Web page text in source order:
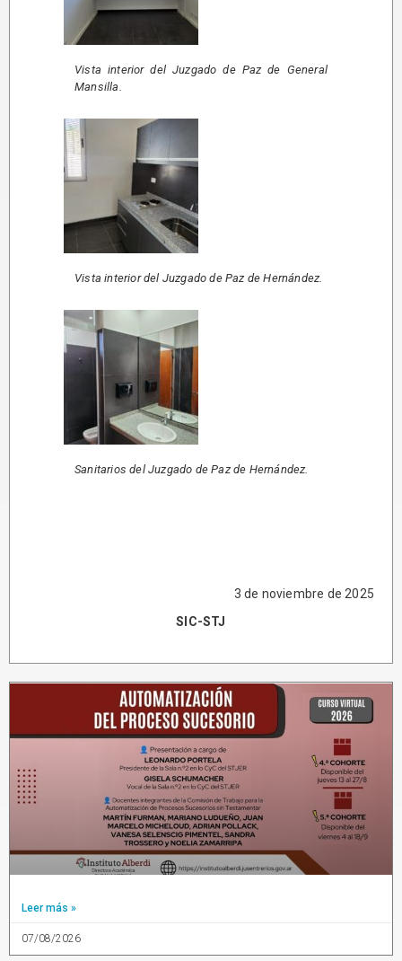
Vista interior del Juzgado de Paz de General
Mansilla.
Vista interior del Juzgado de Paz de Hernández.
Sanitarios del Juzgado de Paz de Hernández.
3 de noviembre de 2025
SIC-STJ
Leer más »
07/08/2026